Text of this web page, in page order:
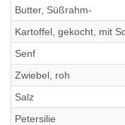
Butter, Süßrahm-
Kartoffel, gekocht, mit
Senf
Zwiebel, roh
Salz
Petersilie